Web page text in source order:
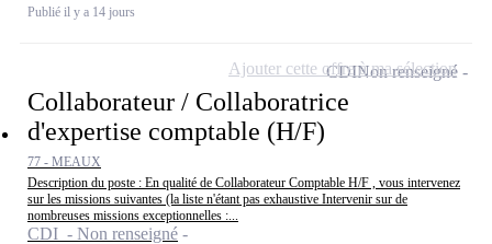
Publié il y a 14 jours
Collaborateur / Collaboratrice
d'expertise comptable (H/F)
77 - MEAUX
Description du poste : En qualité de Collaborateur Comptable H/F , vous intervenez
sur les missions suivantes (la liste n'étant pas exhaustive Intervenir sur de
nombreuses missions exceptionnelles :...
CDI - Non renseigné
CDINon renseigné
Ajouter cette offre à ma sélection